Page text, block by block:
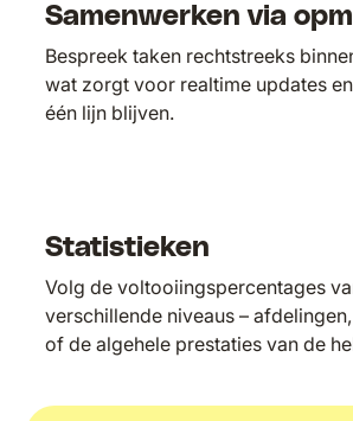
Samenwerken via
Bespreek taken rechtstreeks
wat zorgt voor realtime updates
één lijn blijven.
Statistieken
Volg de voltooiingspercentages
verschillende niveaus –
of de algehele prestaties van de